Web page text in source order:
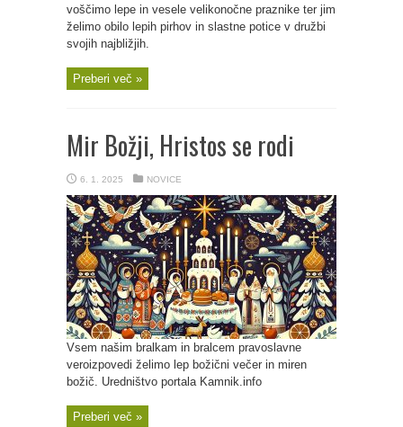
voščimo lepe in vesele velikonočne praznike ter jim
želimo obilo lepih pirhov in slastne potice v družbi
svojih najbližjih.
Preberi več »
Mir Božji, Hristos se rodi
6. 1. 2025 NOVICE
Vsem našim bralkam in bralcem pravoslavne
veroizpovedi želimo lep božični večer in miren
božič. Uredništvo portala Kamnik.info
Preberi več »